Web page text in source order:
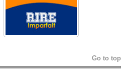
Go to top